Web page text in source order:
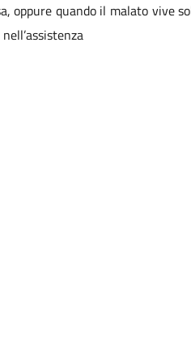
oppure quando il malato vive